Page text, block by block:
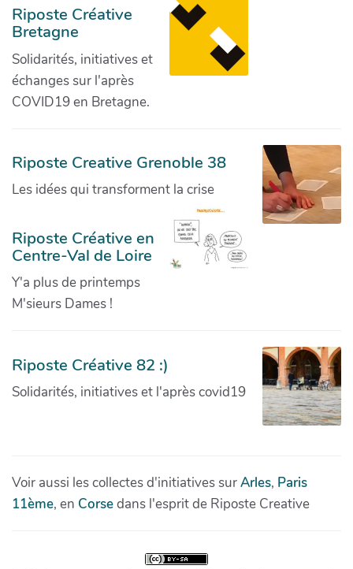
Riposte Créative
Bretagne
Solidarités, initiatives et
échanges sur l'après
COVID19 en Bretagne.
Riposte Creative Grenoble 38
Les idées qui transforment la crise
Riposte Créative en
Centre-Val de Loire
Y'a plus de printemps
M'sieurs Dames !
Riposte Créative 82 :)
Solidarités, initiatives et l'après covid19
Voir aussi les collectes d'initiatives surArles, Paris
11ème, en Corsedans l'esprit de Riposte Creative